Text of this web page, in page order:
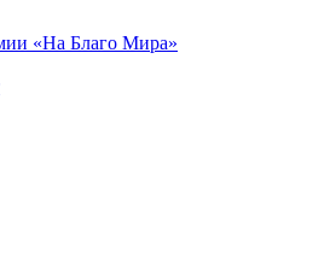
«На Благо Мира»